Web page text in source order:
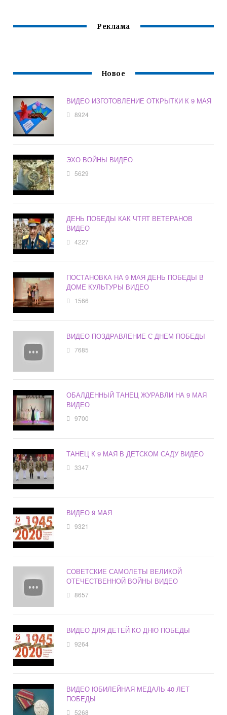
Реклама
Новое
ВИДЕО ИЗГОТОВЛЕНИЕ ОТКРЫТКИ К 9 МАЯ
8924
ЭХО ВОЙНЫ ВИДЕО
5629
ДЕНЬ ПОБЕДЫ КАК ЧТЯТ ВЕТЕРАНОВ
ВИДЕО
4227
ПОСТАНОВКА НА 9 МАЯ ДЕНЬ ПОБЕДЫ В
ДОМЕ КУЛЬТУРЫ ВИДЕО
1566
ВИДЕО ПОЗДРАВЛЕНИЕ С ДНЕМ ПОБЕДЫ
7685
ОБАЛДЕННЫЙ ТАНЕЦ ЖУРАВЛИ НА 9 МАЯ
ВИДЕО
9700
ТАНЕЦ К 9 МАЯ В ДЕТСКОМ САДУ ВИДЕО
3347
ВИДЕО 9 МАЯ
9321
СОВЕТСКИЕ САМОЛЕТЫ ВЕЛИКОЙ
ОТЕЧЕСТВЕННОЙ ВОЙНЫ ВИДЕО
8657
ВИДЕО ДЛЯ ДЕТЕЙ КО ДНЮ ПОБЕДЫ
9264
ВИДЕО ЮБИЛЕЙНАЯ МЕДАЛЬ 40 ЛЕТ
ПОБЕДЫ
5268